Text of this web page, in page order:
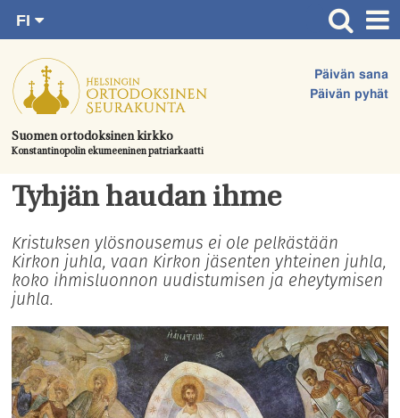
suoraan
sisältöön.
Suomen ortodoksinen kirkko
Konstantinopolin ekumeeninen patriarkaatti
Päivän sana
Päivän pyhät
FI
SV
EN
UA
Etusivu
Ajankohtaista
Juhlat & toimitukset
Kirkot
Tule mukaan
Hautausmaa
Yhteystiedot
Tyhjän haudan ihme
Kristuksen ylösnousemus ei ole pelkästään
Kirkon juhla, vaan Kirkon jäsenten yhteinen juhla,
koko ihmisluonnon uudistumisen ja eheytymisen
juhla.